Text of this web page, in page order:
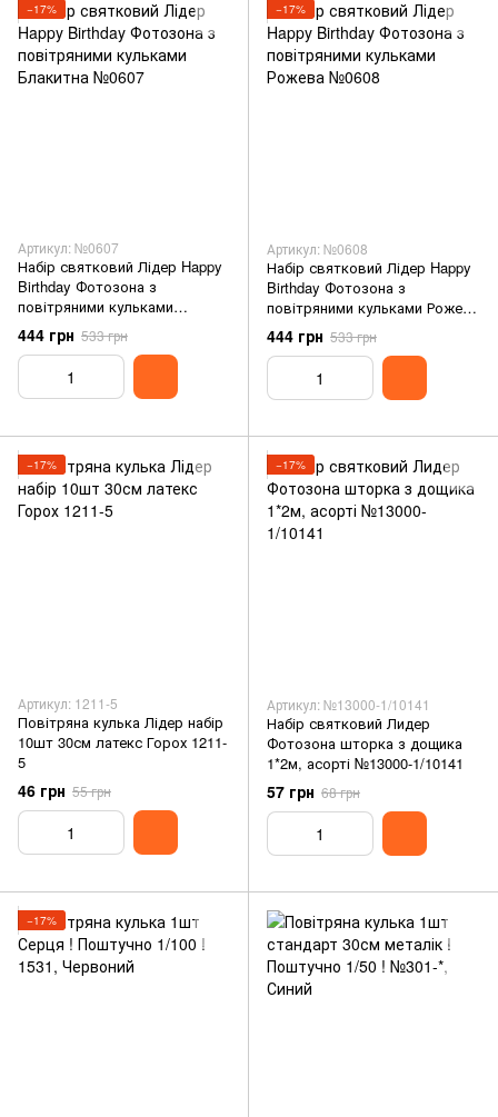
−17%
Артикул: №0607
Набір святковий Лідер Happy
Birthday Фотозона з
повітряними кульками
Блакитна №0607
444 грн 533 грн
−17%
Артикул: №0608
Набір святковий Лідер Happy
Birthday Фотозона з
повітряними кульками Рожева
№0608
444 грн 533 грн
−17%
Артикул: 1211-5
Повітряна кулька Лідер набір
10шт 30см латекс Горох 1211-
5
46 грн 55 грн
−17%
Артикул: №13000-1/10141
Набір святковий Лидер
Фотозона шторка з дощика
1*2м, асорті №13000-1/10141
57 грн 68 грн
−17%